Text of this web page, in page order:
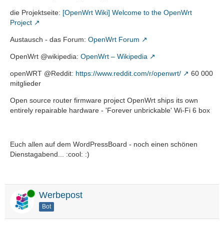
die Projektseite: [OpenWrt Wiki] Welcome to the OpenWrt
Project
Austausch - das Forum: OpenWrt Forum
OpenWrt @wikipedia: OpenWrt – Wikipedia
openWRT @Reddit: https://www.reddit.com/r/openwrt/
60 000
mitglieder
Open source router firmware project OpenWrt ships its own
entirely repairable hardware - 'Forever unbrickable' Wi-Fi 6 box
Euch allen auf dem WordPressBoard - noch einen schönen
Dienstagabend... :cool: :)
Online Werbepost
Bot